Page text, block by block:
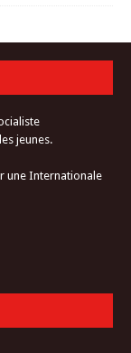
jeunes.
une Internationale